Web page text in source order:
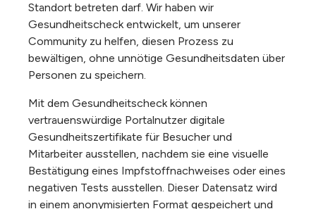
Standort betreten darf. Wir haben wir
Gesundheitscheck entwickelt, um unserer
Community zu helfen, diesen Prozess zu
bewältigen, ohne unnötige Gesundheitsdaten über
Personen zu speichern.
Mit dem Gesundheitscheck können
vertrauenswürdige Portalnutzer digitale
Gesundheitszertifikate für Besucher und
Mitarbeiter ausstellen, nachdem sie eine visuelle
Bestätigung eines Impfstoffnachweises oder eines
negativen Tests ausstellen. Dieser Datensatz wird
in einem anonymisierten Format gespeichert und